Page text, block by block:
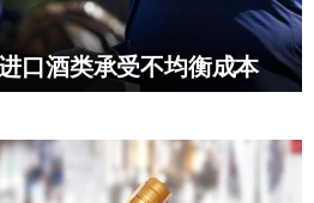
口酒类承受不均衡成本